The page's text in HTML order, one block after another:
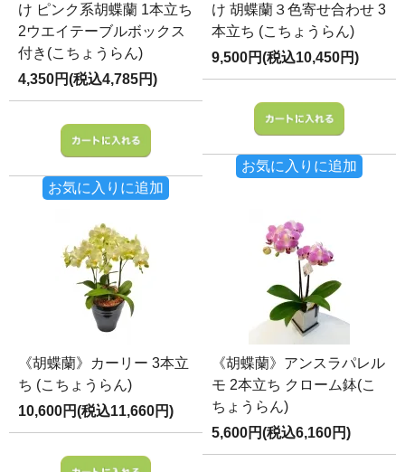
け ピンク系胡蝶蘭 1本立ち
2ウエイテーブルボックス
付き(こちょうらん)
4,350円(税込4,785円)
お気に入りに追加
け 胡蝶蘭３色寄せ合わせ 3
本立ち (こちょうらん)
9,500円(税込10,450円)
お気に入りに追加
《胡蝶蘭》カーリー 3本立
ち (こちょうらん)
10,600円(税込11,660円)
《胡蝶蘭》アンスラパレル
モ 2本立ち クローム鉢(こ
ちょうらん)
5,600円(税込6,160円)